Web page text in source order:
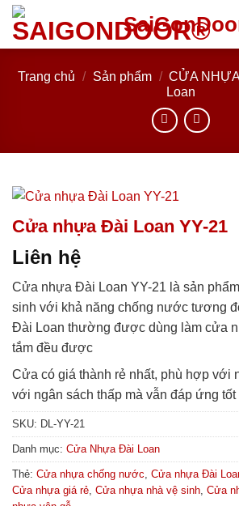
Bỏ
qua
nội
dungTrang chủ / Sản phẩm / CỬA
Loan
Cửa nhựa Đài Loan YY-21
Liên hệ
Cửa nhựa Đài Loan YY-21 là sản
sinh với khả năng chống nước tương
Đài Loan thường được dùng làm cửa
tắm đều được
Cửa có giá thành rẻ nhất, phù hợp với
với ngân sách thấp mà vẫn đáp ứng
SKU: DL-YY-21
Danh mục: Cửa Nhựa Đài Loan
Thẻ: Cửa nhựa chống nước, Cửa nhựa Đài
Cửa nhựa giá rẻ, Cửa nhựa nhà vệ sinh, Cửa